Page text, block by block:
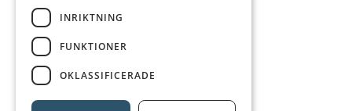
Sök
INRIKTNING
FUNKTIONER
OKLASSIFICERADE